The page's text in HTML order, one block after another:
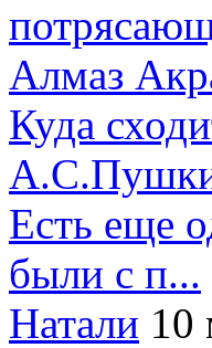
Алмаз
Куда
Есть еще
были с п...
Натали 10